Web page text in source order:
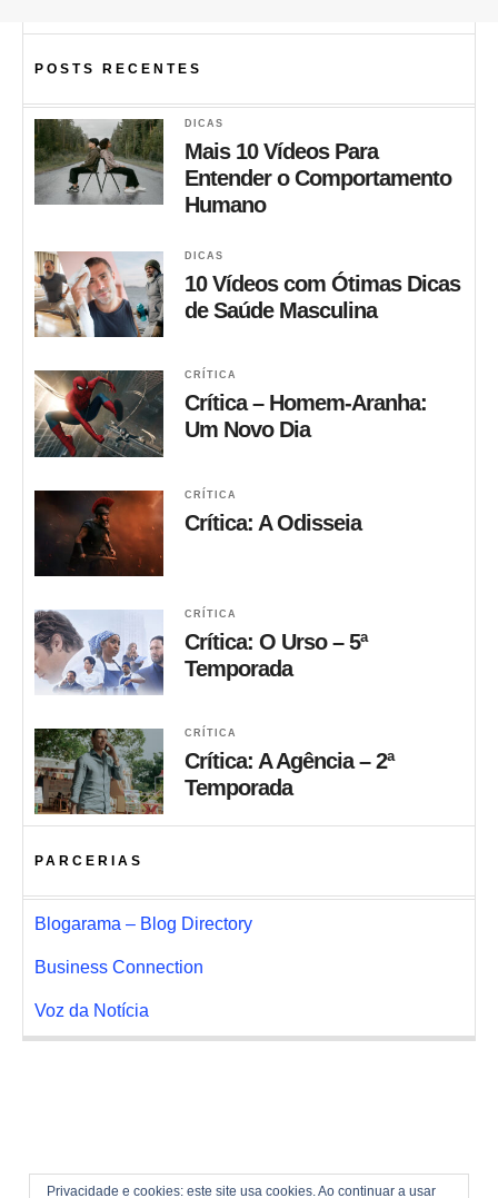
Privacidade e cookies: este site usa cookies. Ao continuar a usar
POSTS RECENTES
DICAS
Mais 10 Vídeos Para
Entender o Comportamento
Humano
DICAS
10 Vídeos com Ótimas Dicas
de Saúde Masculina
CRÍTICA
Crítica – Homem-Aranha:
Um Novo Dia
CRÍTICA
Crítica: A Odisseia
CRÍTICA
Crítica: O Urso – 5ª
Temporada
CRÍTICA
Crítica: A Agência – 2ª
Temporada
PARCERIAS
Blogarama – Blog Directory
Business Connection
Voz da Notícia